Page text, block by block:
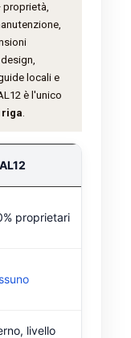
locali e
è l'unico
riga.
proprietari
livello